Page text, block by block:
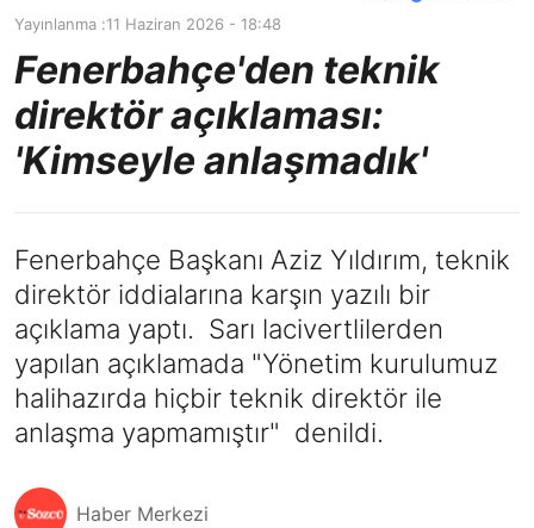
Yayınlanma :11 Haziran 2026 - 18:48
Fenerbahçe'den teknik
direktör açıklaması:
'Kimseyle anlaşmadık'
Fenerbahçe Başkanı Aziz Yıldırım, teknik
direktör iddialarına karşın yazılı bir
açıklama yaptı. Sarı lacivertlilerden
yapılan açıklamada "Yönetim kurulumuz
halihazırda hiçbir teknik direktör ile
anlaşma yapmamıştır" denildi.
Haber Merkezi